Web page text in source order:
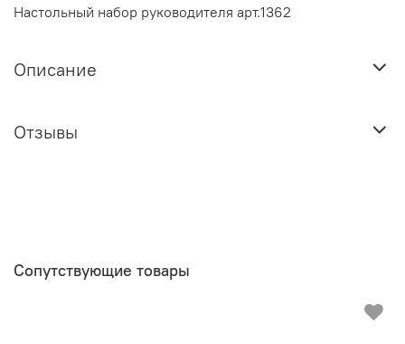
Настольный набор руководителя арт.1362
Описание
Отзывы
Сопутствующие товары